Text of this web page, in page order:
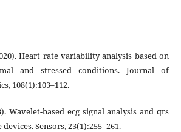
Heart rate variability analysis based on
and stressed conditions. Journal of
108(1):103–112.
Wavelet-based ecg signal analysis and qrs
Sensors, 23(1):255–261.